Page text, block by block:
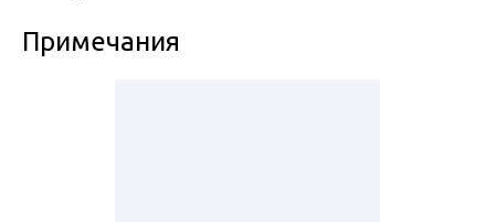
Примечания